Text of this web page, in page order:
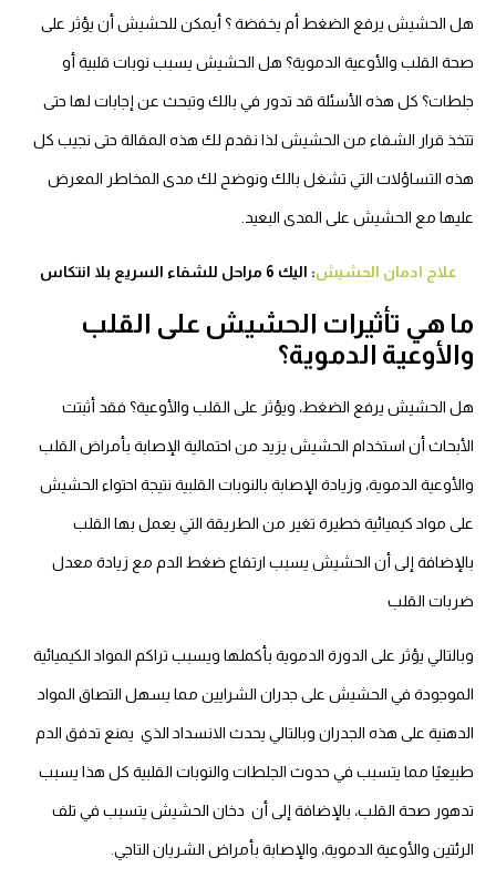
هل الحشيش يرفع الضغط أم يخفضة ؟ أيمكن للحشيش أن يؤثر على
صحة القلب والأوعية الدموية؟ هل الحشيش يسبب نوبات قلبية أو
جلطات؟ كل هذه الأسئلة قد تدور في بالك وتبحث عن إجابات لها حتى
تتخذ قرار الشفاء من الحشيش لذا نقدم لك هذه المقالة حتى نجيب كل
هذه التساؤلات التي تشغل بالك ونوضح لك مدى المخاطر المعرض
عليها مع الحشيش على المدى البعيد.
علاج ادمان الحشيش: اليك 6 مراحل للشفاء السريع بلا انتكاس
ما هي تأثيرات الحشيش على القلب
والأوعية الدموية؟
هل الحشيش يرفع الضغط، ويؤثر على القلب والأوعية؟ فقد أثبتت
الأبحاث أن استخدام الحشيش يزيد من احتمالية الإصابة بأمراض القلب
والأوعية الدموية، وزيادة الإصابة بالنوبات القلبية نتيجة احتواء الحشيش
على مواد كيميائية خطيرة تغير من الطريقة التي يعمل بها القلب
بالإضافة إلى أن الحشيش يسبب ارتفاع ضغط الدم مع زيادة معدل
ضربات القلب
وبالتالي يؤثر على الدورة الدموية بأكملها ويسبب تراكم المواد الكيميائية
الموجودة في الحشيش على جدران الشرايين مما يسهل التصاق المواد
الدهنية على هذه الجدران وبالتالي يحدث الانسداد الذي يمنع تدفق الدم
طبيعيًا مما يتسبب في حدوث الجلطات والنوبات القلبية كل هذا يسبب
تدهور صحة القلب، بالإضافة إلى أن دخان الحشيش يتسبب في تلف
الرئتين والأوعية الدموية، والإصابة بأمراض الشريان التاجي.